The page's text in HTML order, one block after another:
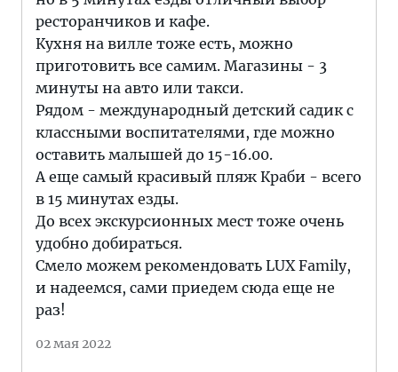
ресторанчиков и кафе.
Кухня на вилле тоже есть, можно
приготовить все самим. Магазины - 3
минуты на авто или такси.
Рядом - международный детский садик с
классными воспитателями, где можно
оставить малышей до 15-16.00.
А еще самый красивый пляж Краби - всего
в 15 минутах езды.
До всех экскурсионных мест тоже очень
удобно добираться.
Смело можем рекомендовать LUX Family,
и надеемся, сами приедем сюда еще не
раз!
02 мая 2022